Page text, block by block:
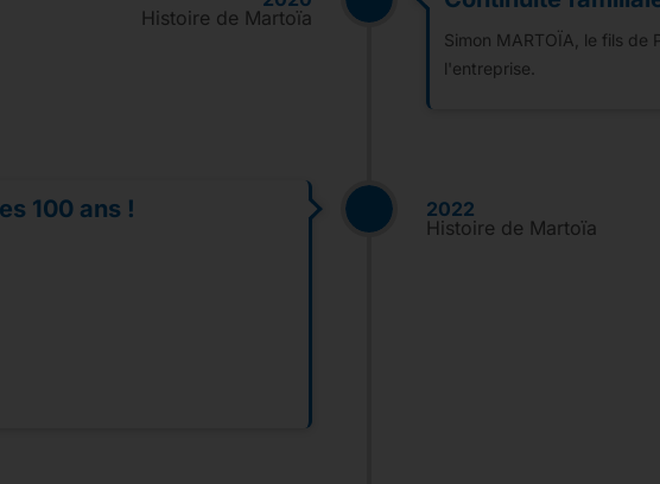
Histoire de Martoïa
Simon MARTOÏA, le fils de
l'entreprise.
2022
Histoire de Martoïa
100 ans !